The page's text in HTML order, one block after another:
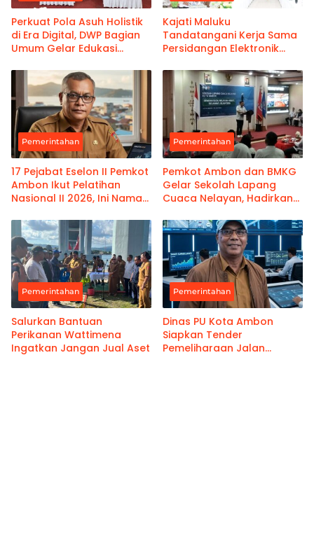
Perkuat Pola Asuh Holistik
di Era Digital, DWP Bagian
Umum Gelar Edukasi
Kajati Maluku
Tandatangani Kerja Sama
Persidangan Elektronik
Kanwil Pemasyarakatan
Maluku
Pemerintahan
17 Pejabat Eselon II Pemkot
Ambon Ikut Pelatihan
Nasional II 2026, Ini Nama-
Pemerintahan
Pemkot Ambon dan BMKG
Gelar Sekolah Lapang
Cuaca Nelayan, Hadirkan
Pemerintahan
Salurkan Bantuan
Perikanan Wattimena
Ingatkan Jangan Jual Aset
Pemerintahan
Dinas PU Kota Ambon
Siapkan Tender
Pemeliharaan Jalan